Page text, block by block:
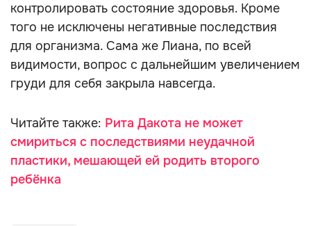
контролировать состояние здоровья. Кроме
того не исключены негативные последствия
для организма. Сама же Лиана, по всей
видимости, вопрос с дальнейшим увеличением
груди для себя закрыла навсегда.
Читайте также: Рита Дакота не может
смириться с последствиями неудачной
пластики, мешающей ей родить второго
ребёнка